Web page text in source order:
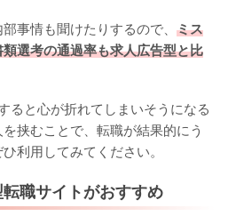
事情も聞けたりするので、 ミス
選考の通過率も求人広告型と比
ると心が折れてしまいそうになる
挟むことで、転職が結果的にう
利用してみてください。
職サイトがおすすめ